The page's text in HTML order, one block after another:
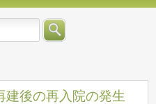
建後の再入院の発生